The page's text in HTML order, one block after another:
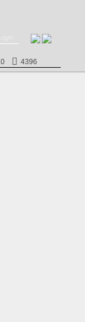
4396